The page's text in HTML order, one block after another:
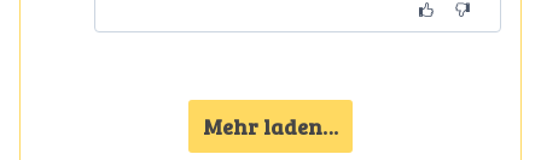
Mehr laden…